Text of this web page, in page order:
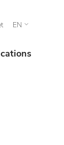
EN